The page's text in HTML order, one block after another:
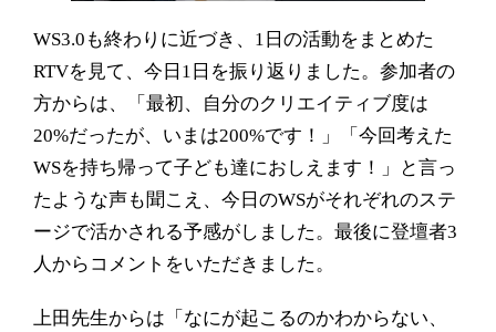
WS3.0 も終わりに近づき、 1 日の活動をまとめた
RTVを見て、今日 1 日を振り返りました。 参加者の
方からは、「最初、自分のクリエイティブ度は
20%だったが、いまは200%です！」「今回考えた
WSを持ち帰って子ども達におしえます！」と言っ
たような声も聞こえ、今日のWSがそれぞれのステ
ージで活かされる予感がしました。最後に登壇者3
人からコメントをいただきました。
上田先生からは「なにが起こるのかわからない、